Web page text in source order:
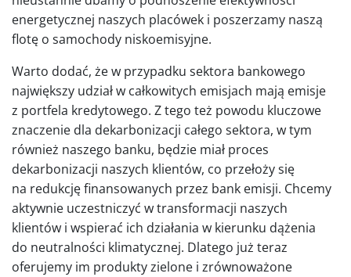
energetycznej naszych placówek i poszerzamy naszą
flotę o samochody niskoemisyjne.
Warto dodać, że w przypadku sektora bankowego
największy udział w całkowitych emisjach mają emisje
z portfela kredytowego. Z tego też powodu kluczowe
znaczenie dla dekarbonizacji całego sektora, w tym
również naszego banku, będzie miał proces
dekarbonizacji naszych klientów, co przełoży się
na redukcję finansowanych przez bank emisji. Chcemy
aktywnie uczestniczyć w transformacji naszych
klientów i wspierać ich działania w kierunku dążenia
do neutralności klimatycznej. Dlatego już teraz
oferujemy im produkty zielone i zrównoważone